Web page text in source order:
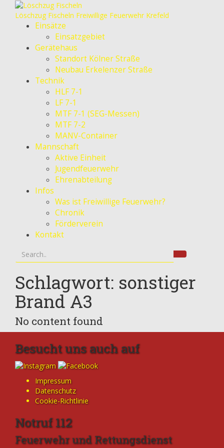
Löschzug Fischeln Freiwillige Feuerwehr Krefeld
Einsätze
Einsatzgebiet
Gerätehaus
Standort Kölner Straße
Neubau Erkelenzer Straße
Technik
HLF 7-1
LF 7-1
MTF 7-1 (SEG-Messen)
MTF 7-2
MANV-Container
Mannschaft
Aktive Einheit
Jugendfeuerwehr
Ehrenabteilung
Infos
Was ist Freiwillige Feuerwehr?
Chronik
Förderverein
Kontakt
Schlagwort: sonstiger
Brand A3
No content found
Besucht uns auch auf
Impressum
Datenschutz
Cookie-Richtlinie
Notruf 112
Feuerwehr und Rettungsdienst